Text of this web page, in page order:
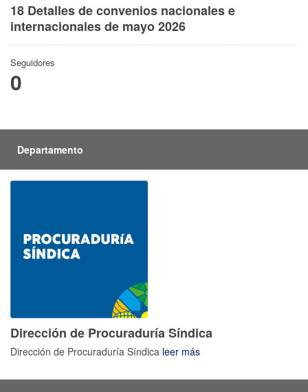
18 Detalles de convenios nacionales e
internacionales de mayo 2026
Seguidores
0
Departamento
Dirección de Procuraduría Síndica
Dirección de Procuraduría Síndica leer más